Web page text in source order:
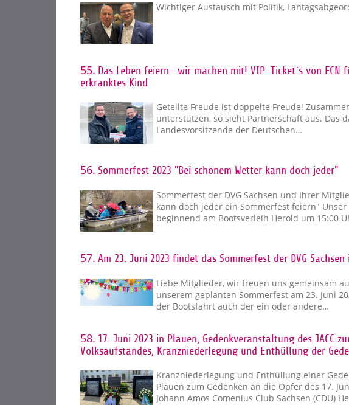
Wichtiger Austausch mit Politik,
55. Das Leben feiern- wir machen mit! VIP-Ticket´s von FCN
erkranktes Kind
Geteilte Freude ist doppelte Freude!‍
unterstützen, so sieht Partnerschaft aus. Das
Landesvorsitzende der Deutschen…
56. Sommerfest 2023 "Bei schönem Wetter kann doch jeder"
Sommerfest der DVG Sachsen und Ihrer
kann doch jeder ein Sommerfest feiern"
beginnend am Bootsverleih Herold um 15:00
57. Am 23. Juni 2023 findet das Sommerfest der DVG
Liebe Mitglieder, wir freuen uns gemeinsam
unserem geplanten Sommerfest am 23. Juni
der Bootsfahrt auch der ein oder andere…
58. 17. Juni 2023 in Plauen, Gedenkveranstaltung des JACC
Volksaufstandes, Kranzniederlegung und Enthüllung der
Kranzniederlegung und Enthüllung einer
Plauen zum Gedenken an die Opfer des 17.
Johann Amos Comenius Club Sachsen (CDU)